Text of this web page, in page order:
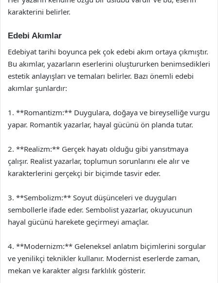
karakterini belirler.
Edebi Akımlar
Edebiyat tarihi boyunca pek çok edebi akım ortaya çıkmıştır.
Bu akımlar, yazarların eserlerini oluştururken benimsedikleri
estetik anlayışları ve temaları belirler. Bazı önemli edebi
akımlar şunlardır:
1. **Romantizm:** Duygulara, doğaya ve bireyselliğe vurgu
yapar. Romantik yazarlar, hayal gücünü ön planda tutar.
2. **Realizm:** Gerçek hayatı olduğu gibi yansıtmaya
çalışır. Realist yazarlar, toplumun sorunlarını ele alır ve
karakterlerini gerçekçi bir biçimde tasvir eder.
3. **Sembolizm:** Soyut düşünceleri ve duyguları
sembollerle ifade eder. Sembolist yazarlar, okuyucunun
hayal gücünü harekete geçirmeyi amaçlar.
4. **Modernizm:** Geleneksel anlatım biçimlerini sorgular
ve yenilikçi teknikler kullanır. Modernist eserlerde zaman,
mekan ve karakter algısı farklılık gösterir.